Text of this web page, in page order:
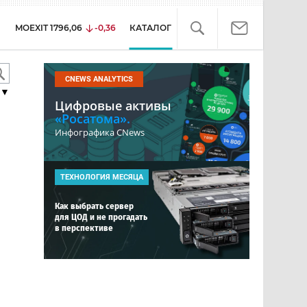
MOEXIT 1796,06 -0,36 КАТАЛОГ
CNEWS ANALYTICS
Цифровые активы
«Росатома».
Инфографика CNews
ТЕХНОЛОГИЯ МЕСЯЦА
Как выбрать сервер
для ЦОД и не прогадать
в перспективе